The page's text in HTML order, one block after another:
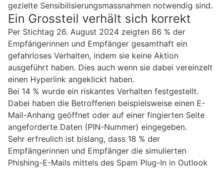
gezielte Sensibilisierungsmassnahmen notwendig sind.
Ein Grossteil verhält sich korrekt
Per Stichtag 26. August 2024 zeigten 86 % der
Empfängerinnen und Empfänger gesamthaft ein
gefahrloses Verhalten, indem sie keine Aktion
ausgeführt haben. Dies auch wenn sie dabei vereinzelt
einen Hyperlink angeklickt haben.
Bei 14 % wurde ein riskantes Verhalten festgestellt.
Dabei haben die Betroffenen beispielsweise einen E-
Mail-Anhang geöffnet oder auf einer fingierten Seite
angeforderte Daten (PIN-Nummer) eingegeben.
Sehr erfreulich ist bislang, dass 18 % der
Empfängerinnen und Empfänger die simulierten
Phishing-E-Mails mittels des Spam Plug-In in Outlook